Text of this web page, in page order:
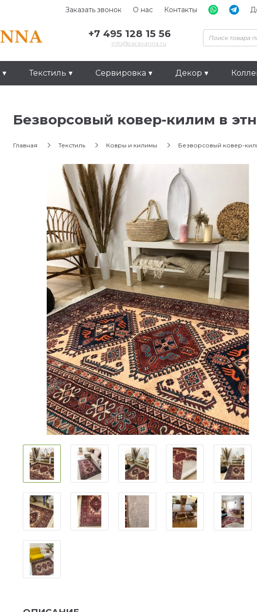
Заказать звонок О нас Контакты
+7 495 128 15 56
info@caravanna.ru
Текстиль Сервировка Декор
Безворсовый ковер-килим в
Главная Текстиль Ковры и килимы Безворсовый ковер-